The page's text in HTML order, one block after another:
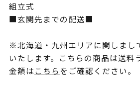
組立式
■玄関先までの配送■
※北海道・九州エリアに関しまし
いたします。こちらの商品は送料
金額はこちらをご確認ください。